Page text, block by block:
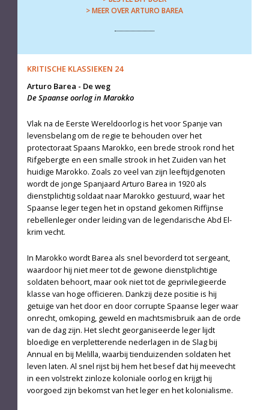
> MEER OVER ARTURO BAREA
KRITISCHE KLASSIEKEN 24
Arturo Barea - De weg
De Spaanse oorlog in Marokko
Vlak na de Eerste Wereldoorlog is het voor Spanje van
levensbelang om de regie te behouden over het
protectoraat Spaans Marokko, een brede strook rond het
Rifgebergte en een smalle strook in het Zuiden van het
huidige Marokko. Zoals zo veel van zijn leeftijdgenoten
wordt de jonge Spanjaard Arturo Barea in 1920 als
dienstplichtig soldaat naar Marokko gestuurd, waar het
Spaanse leger tegen het in opstand gekomen Riffijnse
rebellenleger onder leiding van de legendarische Abd El-
krim vecht.
In Marokko wordt Barea als snel bevorderd tot sergeant,
waardoor hij niet meer tot de gewone dienstplichtige
soldaten behoort, maar ook niet tot de geprivilegieerde
klasse van hoge officieren. Dankzij deze positie is hij
getuige van het door en door corrupte Spaanse leger waar
onrecht, omkoping, geweld en machtsmisbruik aan de orde
van de dag zijn. Het slecht georganiseerde leger lijdt
bloedige en verpletterende nederlagen in de Slag bij
Annual en bij Melilla, waarbij tienduizenden soldaten het
leven laten. Al snel rijst bij hem het besef dat hij meevecht
in een volstrekt zinloze koloniale oorlog en krijgt hij
voorgoed zijn bekomst van het leger en het kolonialisme.